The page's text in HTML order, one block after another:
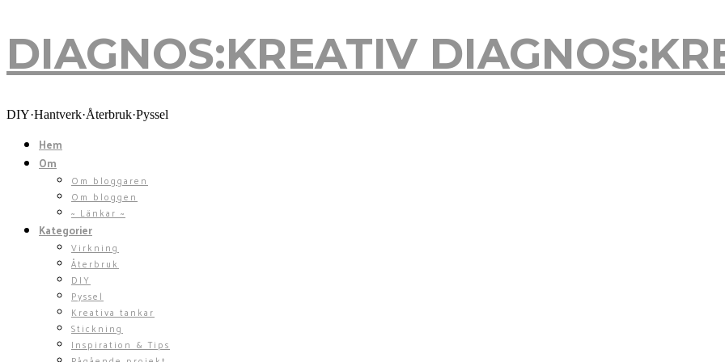
DIAGNOS:KREATIV
DIY·Hantverk·Återbruk·Pyssel
Hem
Om
Om bloggaren
Om bloggen
~ Länkar ~
Kategorier
Virkning
Återbruk
DIY
Pyssel
Kreativa tankar
Stickning
Inspiration & Tips